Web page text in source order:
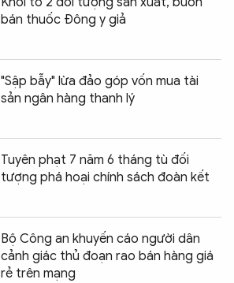
bán thuốc Đông y giả
"Sập bẫy" lừa đảo góp vốn mua tài
sản ngân hàng thanh lý
Tuyên phạt 7 năm 6 tháng tù đối
tượng phá hoại chính sách đoàn kết
Bộ Công an khuyến cáo người dân
cảnh giác thủ đoạn rao bán hàng giá
rẻ trên mạng